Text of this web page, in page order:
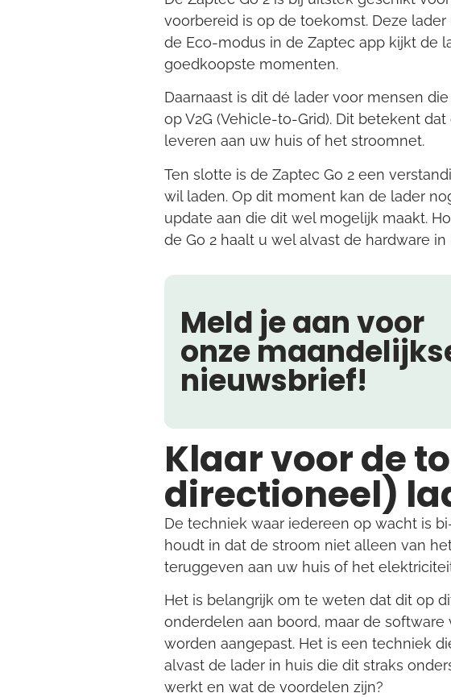
voorbereid is op de toekomst. Deze
de Eco-modus in de Zaptec app kijkt de
goedkoopste momenten.
Daarnaast is dit dé lader voor mensen
op V2G (Vehicle-to-Grid). Dit betekent
leveren aan uw huis of het stroomnet.
Ten slotte is de Zaptec Go 2 een
wil laden. Op dit moment kan de lader
update aan die dit wel mogelijk maakt.
de Go 2 haalt u wel alvast de hardware
Meld je aan voor
onze
nieuwsbrief!
Klaar voor de
directioneel)
De techniek waar iedereen op wacht is
houdt in dat de stroom niet alleen van
teruggeven aan uw huis of het
Het is belangrijk om te weten dat dit op
onderdelen aan boord, maar de
worden aangepast. Het is een techniek
alvast de lader in huis die dit straks
werkt en wat de voordelen zijn?